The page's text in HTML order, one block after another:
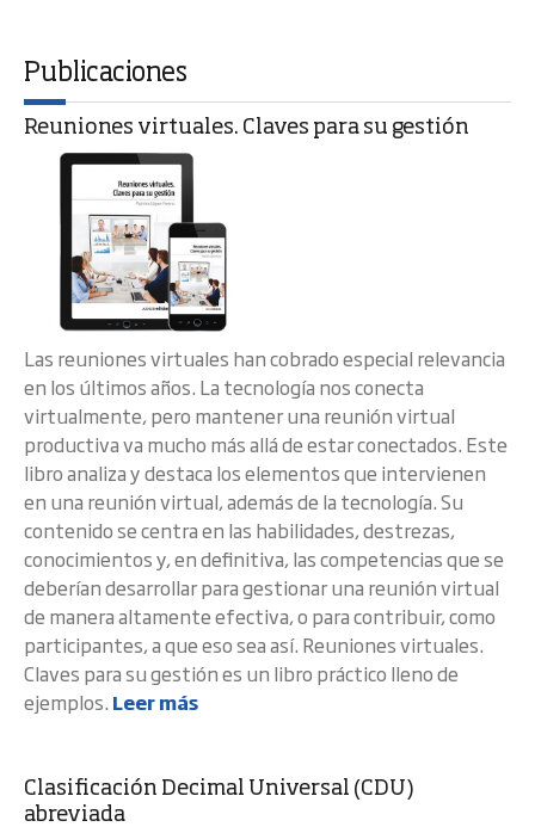
Publicaciones
Reuniones virtuales. Claves para su gestión
Las reuniones virtuales han cobrado especial relevancia
en los últimos años. La tecnología nos conecta
virtualmente, pero mantener una reunión virtual
productiva va mucho más allá de estar conectados. Este
libro analiza y destaca los elementos que intervienen
en una reunión virtual, además de la tecnología. Su
contenido se centra en las habilidades, destrezas,
conocimientos y, en definitiva, las competencias que se
deberían desarrollar para gestionar una reunión virtual
de manera altamente efectiva, o para contribuir, como
participantes, a que eso sea así. Reuniones virtuales.
Claves para su gestión es un libro práctico lleno de
ejemplos. Leer más
Clasificación Decimal Universal (CDU)
abreviada